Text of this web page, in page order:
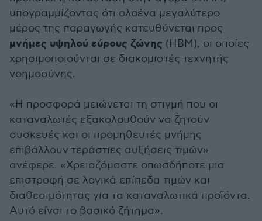
υπογραμμίζοντας ότι ολοένα μεγαλύτερο
μέρος της παραγωγής κατευθύνεται προς
μνήμες υψηλού εύρους ζώνης (HBM), οι οποίες
χρησιμοποιούνται σε διακομιστές τεχνητής
νοημοσύνης.
«Η προσφορά μειώνεται τη στιγμή που οι
καταναλωτές εξακολουθούν να ζητούν
συσκευές και οι προμηθευτές μνήμης
επιβάλλουν τεράστιες αυξήσεις τιμών»
ανέφερε. «Χρειαζόμαστε οπωσδήποτε μια
επιστροφή σε λογικά επίπεδα τιμών και
διαθεσιμότητας για τα καταναλωτικά προϊόντα.
Αυτό είναι το βασικό ζήτημα».